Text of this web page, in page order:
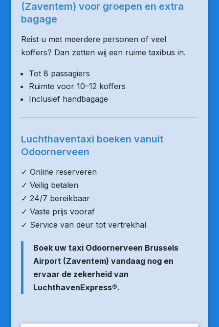
(Zaventem) voor groepen en extra
bagage
Reist u met meerdere personen of veel
koffers? Dan zetten wij een ruime taxibus in.
Tot 8 passagiers
Ruimte voor 10–12 koffers
Inclusief handbagage
Luchthaventaxi boeken vanuit
Odoornerveen
✓ Online reserveren
✓ Veilig betalen
✓ 24/7 bereikbaar
✓ Vaste prijs vooraf
✓ Service van deur tot vertrekhal
Boek uw taxi Odoornerveen Brussels
Airport (Zaventem) vandaag nog en
ervaar de zekerheid van
LuchthavenExpress®.